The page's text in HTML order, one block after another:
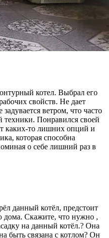
котел. Выбрал его
свойств. Не дает
ветром, что часто
техники. Понравился своей
каких-то лишних опций и
которая способна
о себе лишний раз в
данный котёл, предстоит
дома. Скажите, что нужно ,
на данный котёл.? Она
быть связана с котлом? Он